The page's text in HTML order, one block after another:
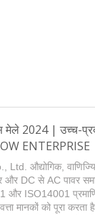
मेले 2024 | उच्च-
ENTERPRISE
औद्योगिक,
और DC से AC पावर
और ISO14001
मानकों को पूरा